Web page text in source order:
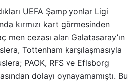
UEFA Şampiyonlar Ligi
kırmızı kart görmesinden
men cezası alan Galatasaray’ın
Tottenham karşılaşmasıyla
PAOK, RFS ve Eflsborg
dolayı oynayamamıştı. Bu